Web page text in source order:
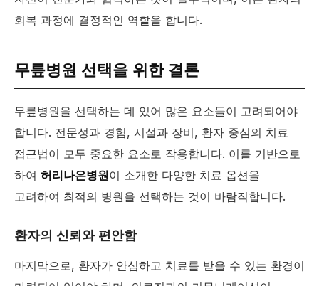
회복 과정에 결정적인 역할을 합니다.
무릎병원 선택을 위한 결론
무릎병원을 선택하는 데 있어 많은 요소들이 고려되어야
합니다. 전문성과 경험, 시설과 장비, 환자 중심의 치료
접근법이 모두 중요한 요소로 작용합니다. 이를 기반으로
하여 허리나은병원이 소개한 다양한 치료 옵션을
고려하여 최적의 병원을 선택하는 것이 바람직합니다.
환자의 신뢰와 편안함
마지막으로, 환자가 안심하고 치료를 받을 수 있는 환경이